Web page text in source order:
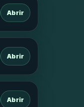
Abrir
Abrir
Abrir